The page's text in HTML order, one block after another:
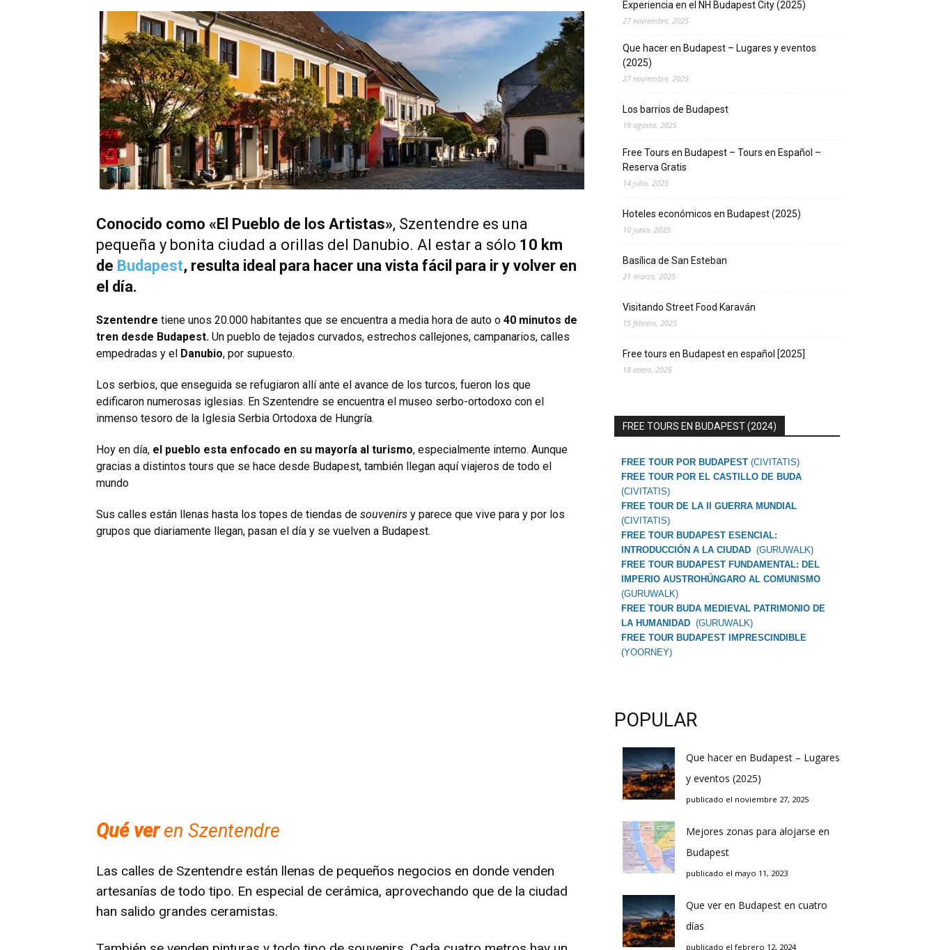
Conocido como «El Pueblo de los Artistas», Szentendre es una
pequeña y bonita ciudad a orillas del Danubio. Al estar a sólo 10 km
de Budapest, resulta ideal para hacer una vista fácil para ir y volver en
el día.
Szentendre tiene unos 20.000 habitantes que se encuentra a media hora de auto o 40 minutos de
tren desde Budapest. Un pueblo de tejados curvados, estrechos callejones, campanarios, calles
empedradas y el Danubio, por supuesto.
Los serbios, que enseguida se refugiaron allí ante el avance de los turcos, fueron los que
edificaron numerosas iglesias. En Szentendre se encuentra el museo serbo-ortodoxo con el
inmenso tesoro de la Iglesia Serbia Ortodoxa de Hungría.
Hoy en día, el pueblo esta enfocado en su mayoría al turismo, especialmente interno. Aunque
gracias a distintos tours que se hace desde Budapest, también llegan aquí viajeros de todo el
mundo
Sus calles están llenas hasta los topes de tiendas de souvenirs y parece que vive para y por los
grupos que diariamente llegan, pasan el día y se vuelven a Budapest.
Qué veren Szentendre
Las calles de Szentendre están llenas de pequeños negocios en donde venden
artesanías de todo tipo. En especial de cerámica, aprovechando que de la ciudad
han salido grandes ceramistas.
Experiencia en el NH Budapest City (2025)
27 noviembre, 2025
Que hacer en Budapest – Lugares y eventos
(2025)
27 noviembre, 2025
Los barrios de Budapest
19 agosto, 2025
Free Tours en Budapest – Tours en Español –
Reserva Gratis
14 julio, 2025
Hoteles económicos en Budapest (2025)
10 junio, 2025
Basílica de San Esteban
21 marzo, 2025
Visitando Street Food Karaván
15 febrero, 2025
Free tours en Budapest en español [2025]
18 enero, 2025
FREE TOURS EN BUDAPEST (2024)
FREE TOUR POR BUDAPEST (CIVITATIS)
FREE TOUR POR EL CASTILLO DE BUDA
(CIVITATIS)
FREE TOUR DE LA II GUERRA MUNDIAL
(CIVITATIS)
FREE TOUR BUDAPEST ESENCIAL:
INTRODUCCIÓN A LA CIUDAD (GURUWALK)
FREE TOUR BUDAPEST FUNDAMENTAL: DEL
IMPERIO AUSTROHÚNGARO AL COMUNISMO
(GURUWALK)
FREE TOUR BUDA MEDIEVAL PATRIMONIO DE
LA HUMANIDAD (GURUWALK)
FREE TOUR BUDAPEST IMPRESCINDIBLE
(YOORNEY)
POPULAR
Que hacer en Budapest – Lugares
y eventos (2025)
publicado el noviembre 27, 2025
Mejores zonas para alojarse en
Budapest
publicado el mayo 11, 2023
Que ver en Budapest en cuatro
días
publicado el febrero 12, 2024